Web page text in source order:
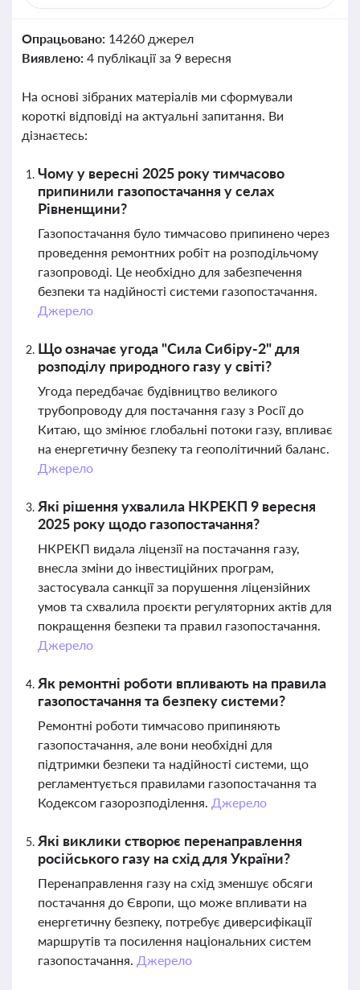
Опрацьовано: 14260 джерел
Виявлено: 4 публікації за 9 вересня
На основі зібраних матеріалів ми сформували
короткі відповіді на актуальні запитання. Ви
дізнаєтесь:
Чому у вересні 2025 року тимчасово
припинили газопостачання у селах
Рівненщини?
Газопостачання було тимчасово припинено через
проведення ремонтних робіт на розподільчому
газопроводі. Це необхідно для забезпечення
безпеки та надійності системи газопостачання.
Джерело
Що означає угода "Сила Сибіру-2" для
розподілу природного газу у світі?
Угода передбачає будівництво великого
трубопроводу для постачання газу з Росії до
Китаю, що змінює глобальні потоки газу, впливає
на енергетичну безпеку та геополітичний баланс.
Джерело
Які рішення ухвалила НКРЕКП 9 вересня
2025 року щодо газопостачання?
НКРЕКП видала ліцензії на постачання газу,
внесла зміни до інвестиційних програм,
застосувала санкції за порушення ліцензійних
умов та схвалила проєкти регуляторних актів для
покращення безпеки та правил газопостачання.
Джерело
Як ремонтні роботи впливають на правила
газопостачання та безпеку системи?
Ремонтні роботи тимчасово припиняють
газопостачання, але вони необхідні для
підтримки безпеки та надійності системи, що
регламентується правилами газопостачання та
Кодексом газорозподілення. Джерело
Які виклики створює перенаправлення
російського газу на схід для України?
Перенаправлення газу на схід зменшує обсяги
постачання до Європи, що може впливати на
енергетичну безпеку, потребує диверсифікації
маршрутів та посилення національних систем
газопостачання. Джерело